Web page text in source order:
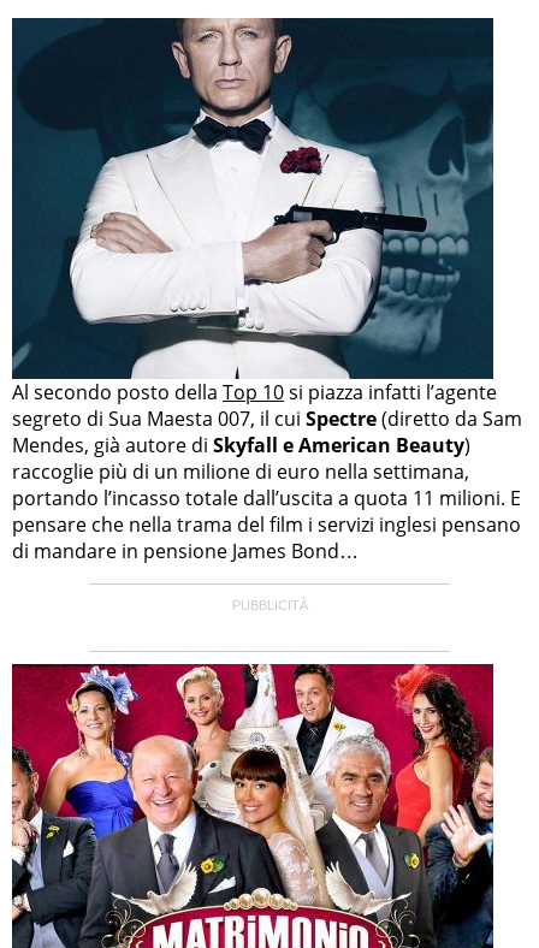
Al secondo posto della Top 10si piazza infatti l’agente
segreto di Sua Maesta 007, il cui Spectre(diretto da Sam
Mendes, già autore di Skyfall e American Beauty)
raccoglie più di un milione di euro nella settimana,
portando l’incasso totale dall’uscita a quota 11 milioni. E
pensare che nella trama del film i servizi inglesi pensano
di mandare in pensione James Bond…